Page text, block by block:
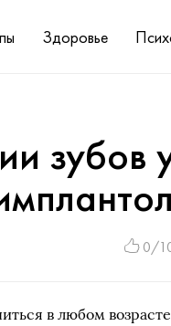
Здоровье
зубов
0/
в любом